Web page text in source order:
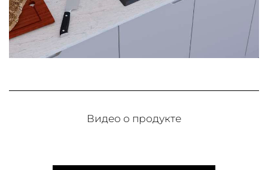
Видео о продукте